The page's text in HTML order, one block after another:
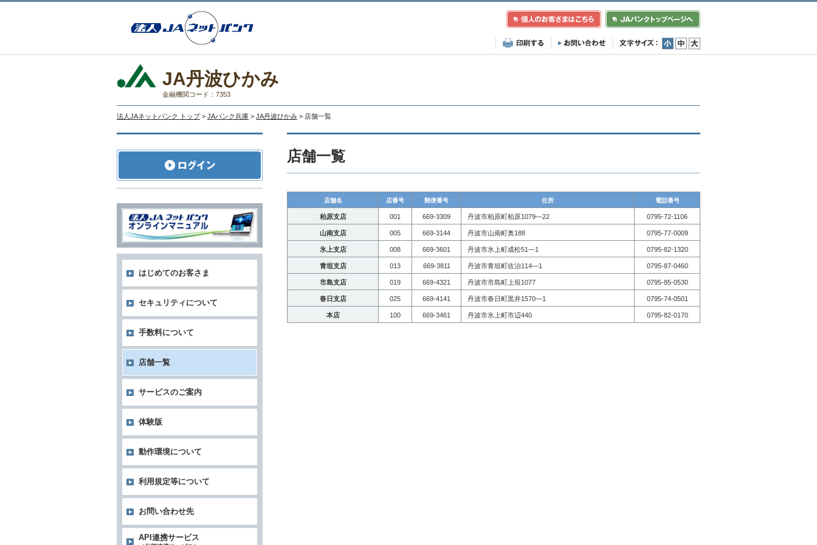
小 中 大
JA丹波ひかみ
金融機関コード：7353
法人JAネットバンク トップ > JAバンク兵庫 > JA丹波ひかみ > 店舗一覧
店舗一覧
店舗名 店番号 郵便番号 住所 電話番号
柏原支店 001 669-3309 丹波市柏原町柏原1079―22 0795-72-1106
山南支店 005 669-3144 丹波市山南町奥188 0795-77-0009
氷上支店 008 669-3601 丹波市氷上町成松51―1 0795-82-1320
青垣支店 013 669-3811 丹波市青垣町佐治114―1 0795-87-0460
市島支店 019 669-4321 丹波市市島町上垣1077 0795-85-0530
春日支店 025 669-4141 丹波市春日町黒井1570―1 0795-74-0501
本店 100 669-3461 丹波市氷上町市辺440 0795-82-0170
はじめてのお客さま
セキュリティについて
手数料について
店舗一覧
サービスのご案内
体験版
動作環境について
利用規定等について
お問い合わせ先
API連携サービス